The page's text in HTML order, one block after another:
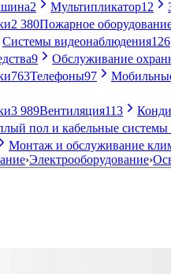
2 Мультипликатор12
2 380Пожарное
Системы видеонаблюдения126
9 Обслуживание
763Телефоны97
3 989Вентиляция113
пол и кабельные системы
Монтаж и обслуживание
›Электрооборудование›